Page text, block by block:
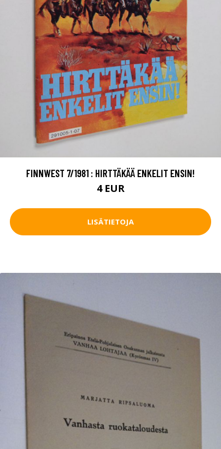
FINNWEST 7/1981 : HIRTTÄKÄÄ ENKELIT ENSIN!
4 EUR
LISÄTIETOJA